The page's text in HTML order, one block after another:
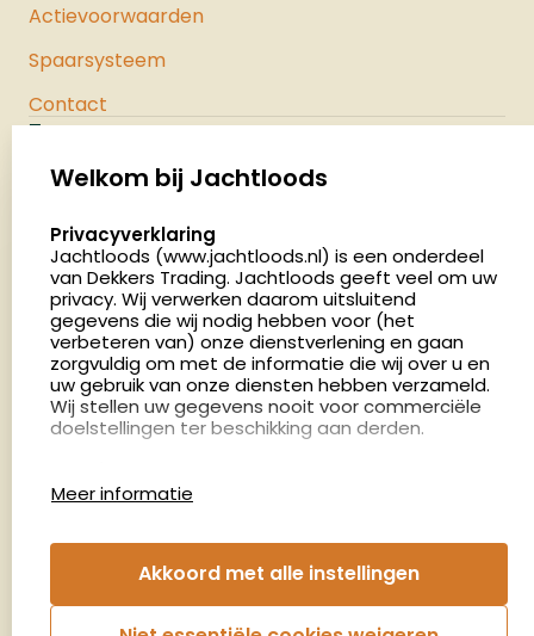
Actievoorwaarden
Spaarsysteem
Contact
Palenrij 1
Nederland
4.8
2879 beoordelingen
Openingstijden
Dinsdag en donderdag: 13:00 - 17:00 én 18:00 - 21:00
uur
Afspraak maken
Nieuwsbrief
€5,- kortingsbon voor uw volgende bestelling.
Welkom bij Jachtloods
select language
Privacyverklaring
Jachtloods (www.jachtloods.nl) is een onderdeel
van Dekkers Trading. Jachtloods geeft veel om uw
privacy. Wij verwerken daarom uitsluitend
gegevens die wij nodig hebben voor (het
verbeteren van) onze dienstverlening en gaan
zorgvuldig om met de informatie die wij over u en
uw gebruik van onze diensten hebben verzameld.
Wij stellen uw gegevens nooit voor commerciële
doelstellingen ter beschikking aan derden.
gebruiken en hoe effectief de Adwords-
advertenties van Dekkers trading bij Google
zoekresultaatpagina’s zijn. De aldus verkregen
Meer informatie
Akkoord met alle instellingen